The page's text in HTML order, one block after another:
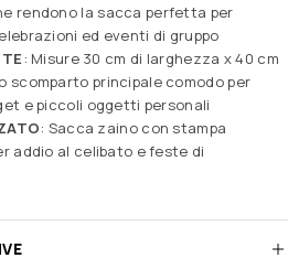
rendono la sacca perfetta per
ed eventi di gruppo
: Misure 30 cm di larghezza x 40 cm
scomparto principale comodo per
e piccoli oggetti personali
: Sacca zaino con stampa
addio al celibato e feste di